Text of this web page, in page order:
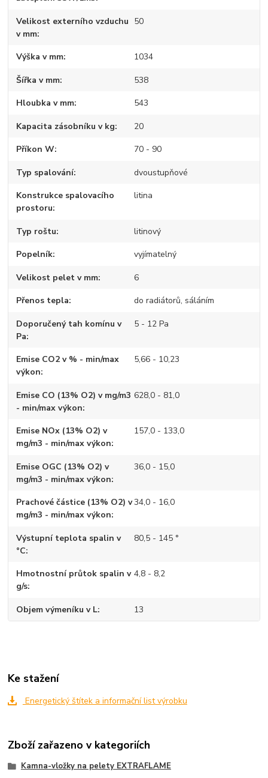
Velikost externího vzduchu
v mm
50
Výška v mm 1034
Šířka v mm 538
Hloubka v mm 543
Kapacita zásobníku v kg 20
Příkon W 70 - 90
Typ spalování dvoustupňové
Konstrukce spalovacího
prostoru
litina
Typ roštu litinový
Popelník vyjímatelný
Velikost pelet v mm 6
Přenos tepla do radiátorů, sáláním
Doporučený tah komínu v
Pa
5 - 12 Pa
Emise CO2 v % - min/max
výkon
5,66 - 10,23
Emise CO (13% O2) v mg/m3
- min/max výkon
628,0 - 81,0
Emise NOx (13% O2) v
mg/m3 - min/max výkon
157,0 - 133,0
Emise OGC (13% O2) v
mg/m3 - min/max výkon
36,0 - 15,0
Prachové částice (13% O2) v
mg/m3 - min/max výkon
34,0 - 16,0
Výstupní teplota spalin v
°C
80,5 - 145 °
Hmotnostní průtok spalin v
g/s
4,8 - 8,2
Objem výmeníku v L 13
Ke stažení
Energetický štítek a informační list výrobku
Zboží zařazeno v kategoriích
Kamna-vložky na pelety EXTRAFLAME